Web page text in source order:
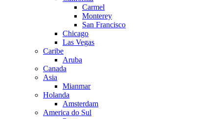
Carmel
Monterey
San Francisco
Chicago
Las Vegas
Caribe
Aruba
Canada
Asia
Mianmar
Holanda
Amsterdam
America do Sul